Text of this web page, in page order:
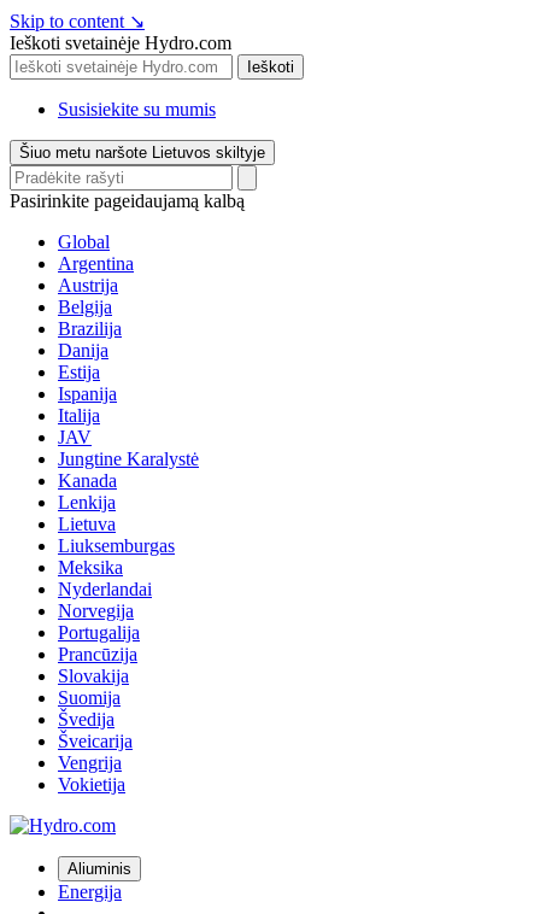
Skip to content ↘
Ieškoti svetainėje Hydro.com
Ieškoti
Susisiekite su mumis
Šiuo metu naršote Lietuvos skiltyje
Pasirinkite pageidaujamą kalbą
Global
Argentina
Austrija
Belgija
Brazilija
Danija
Estija
Ispanija
Italija
JAV
Jungtine Karalystė
Kanada
Lenkija
Lietuva
Liuksemburgas
Meksika
Nyderlandai
Norvegija
Portugalija
Prancūzija
Slovakija
Suomija
Švedija
Šveicarija
Vengrija
Vokietija
Aliuminis
Energija